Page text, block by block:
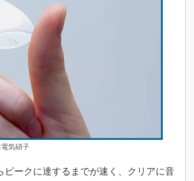
電気硝子
ークに達するまでが速く、クリアに音